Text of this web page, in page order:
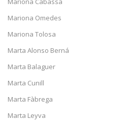
Mariona Omedes
Mariona Tolosa
Marta Alonso Berná
Marta Balaguer
Marta Cunill
Marta Fàbrega
Marta Leyva